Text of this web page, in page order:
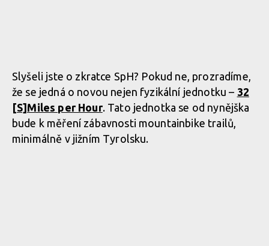
Slyšeli jste o zkratce SpH? Pokud ne, prozradíme,
že se jedná o novou nejen fyzikální jednotku – 32
[S]Miles per Hour. Tato jednotka se od nynějška
bude k měření zábavnosti mountainbike trailů,
minimálně v jižním Tyrolsku.